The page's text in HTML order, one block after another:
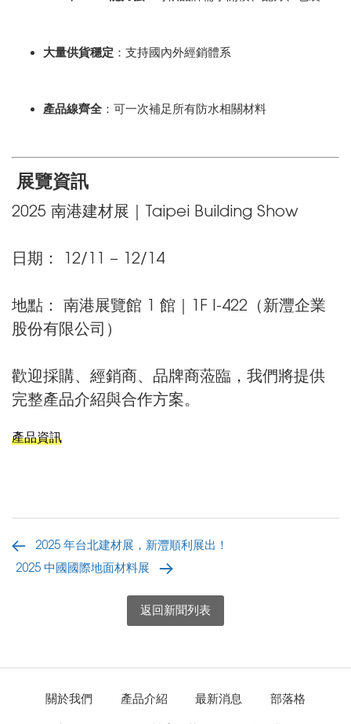
大量供貨穩定 ：支持國內外經銷體系
產品線齊全：可一次補足所有防水相關材料
展覽資訊
2025 南港建材展｜Taipei Building Show
日期： 12/11 – 12/14
地點： 南港展覽館 1 館｜1F I-422（新灃企業
股份有限公司）
歡迎採購、經銷商、品牌商蒞臨，我們將提供
完整產品介紹與合作方案。
產品資訊
2025 年台北建材展，新灃順利展出！
2025 中國國際地面材料展
返回新聞列表
關於我們 產品介紹 最新消息 部落格